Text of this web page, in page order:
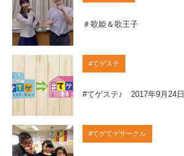
＃歌姫＆歌王子
#てゲステ
#てゲステ♪ 2017年9月24日
#てゲてゲサークル